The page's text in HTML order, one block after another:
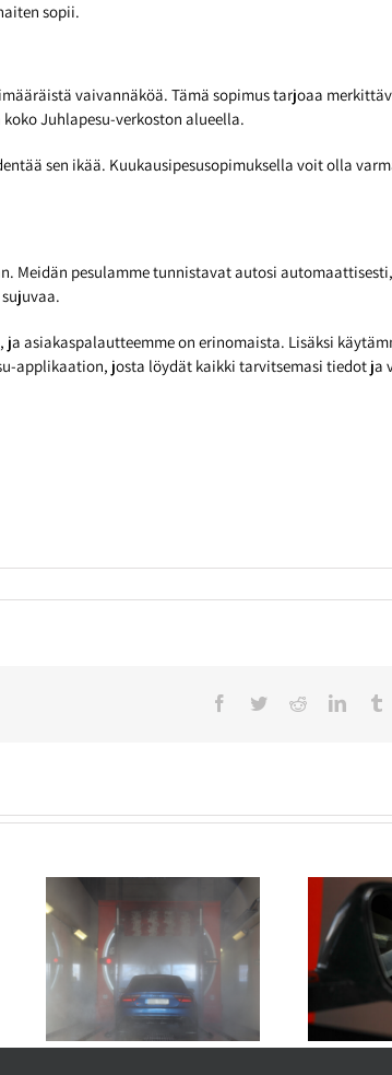
sopii.
vaivannäköä. Tämä sopimus tarjoaa
Juhlapesu-verkoston alueella.
sen ikää. Kuukausipesusopimuksella voit olla
Meidän pesulamme tunnistavat autosi
asiakaspalautteemme on erinomaista. Lisäksi
applikaation, josta löydät kaikki tarvitsemasi tiedot ja
Facebook
TwitterReddit
Autopesu ja sähköautot –
mitä pitää huomioida